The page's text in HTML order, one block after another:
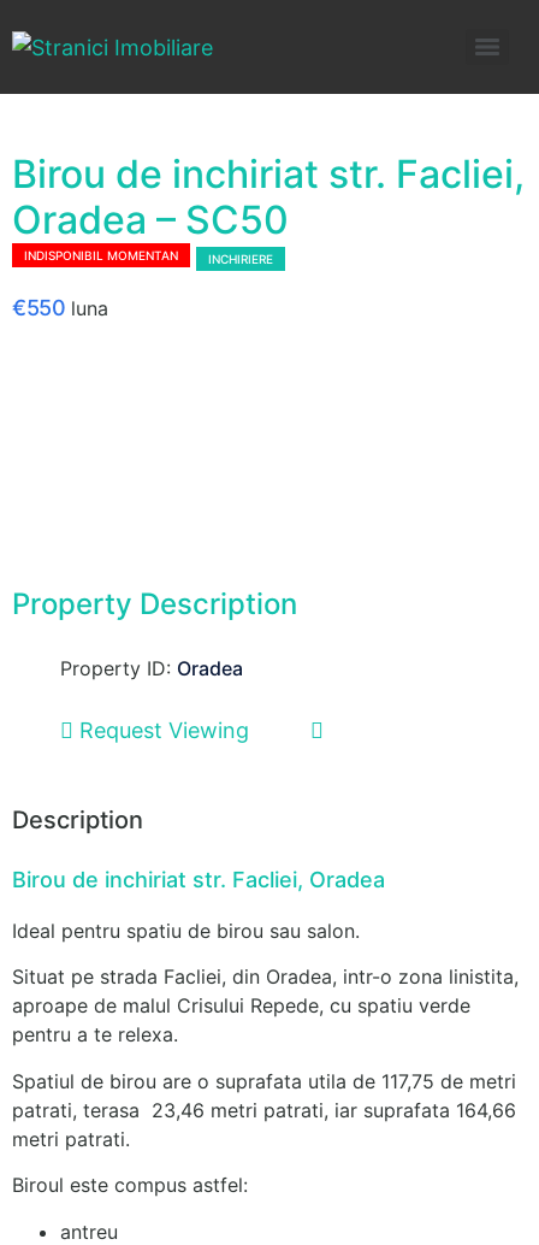
Birou de inchiriat str. Facliei,
Oradea – SC50
INDISPONIBIL MOMENTAN INCHIRIERE
€550 luna
Property Description
Property ID: Oradea
Request Viewing
Description
Birou de inchiriat str. Facliei, Oradea
Ideal pentru spatiu de birou sau salon.
Situat pe strada Facliei, din Oradea, intr-o zona linistita,
aproape de malul Crisului Repede, cu spatiu verde
pentru a te relexa.
Spatiul de birou are o suprafata utila de 117,75 de metri
patrati, terasa 23,46 metri patrati, iar suprafata 164,66
metri patrati.
Biroul este compus astfel:
antreu